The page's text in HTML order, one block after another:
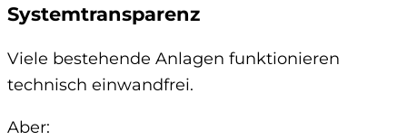
Systemtransparenz
Viele bestehende Anlagen funktionieren
technisch einwandfrei.
Aber: